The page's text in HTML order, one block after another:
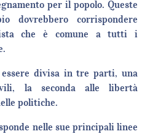
per il popolo. Queste
dovrebbero corrispondere
che è comune a tutti i
divisa in tre parti, una
la seconda alle libertà
politiche.
nelle sue principali linee